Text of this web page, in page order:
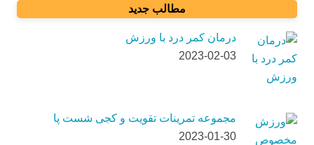
مطالب جدید
درمان کمر درد با ورزش
2023-02-03
مجموعه تمرینات تقویت و کجی شست پا
2023-01-30